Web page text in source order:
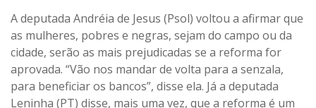
A deputada Andréia de Jesus (Psol) voltou a afirmar que
as mulheres, pobres e negras, sejam do campo ou da
cidade, serão as mais prejudicadas se a reforma for
aprovada. “Vão nos mandar de volta para a senzala,
para beneficiar os bancos”, disse ela. Já a deputada
Leninha (PT) disse, mais uma vez, que a reforma é um